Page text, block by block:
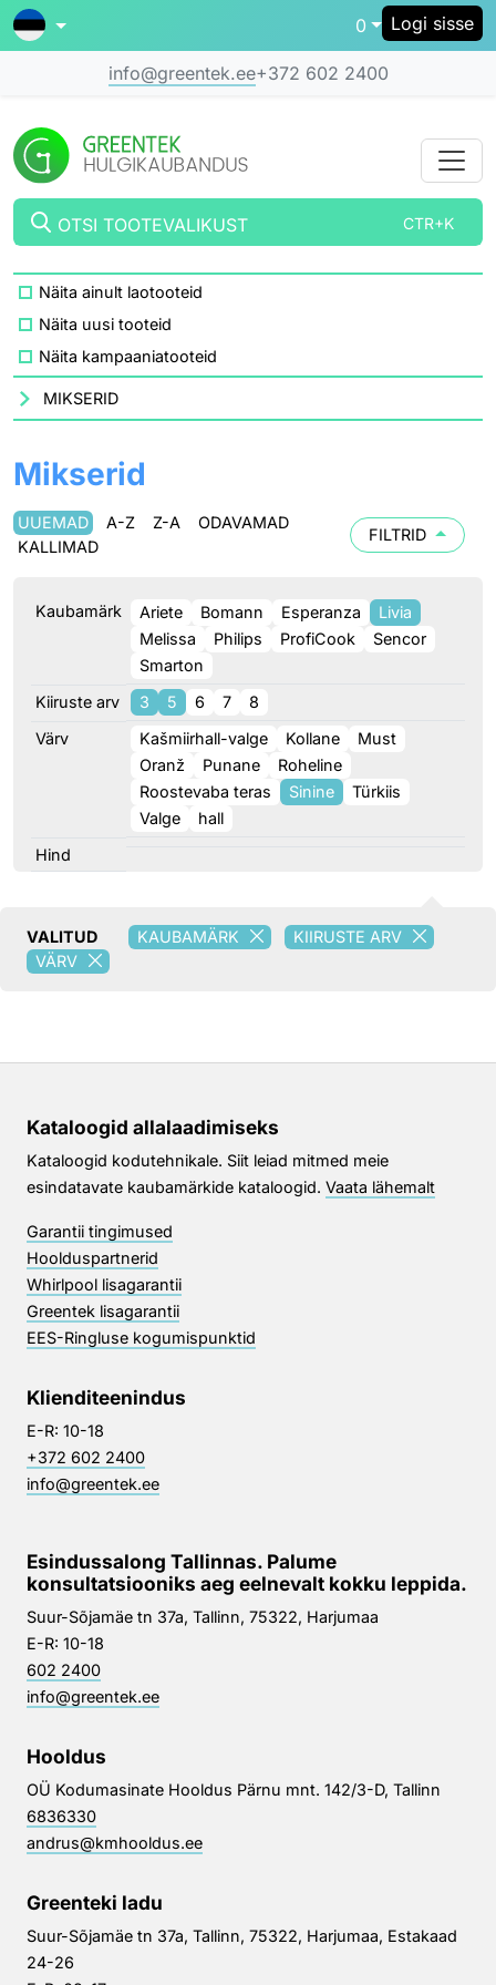
0 Logi sisse
info@greentek.ee+372 602 2400
OTSI TOOTEVALIKUST CTR+K
Näita ainult laotooteid
Näita uusi tooteid
Näita kampaaniatooteid
MIKSERID
Mikserid
UUEMAD A-Z Z-A
ODAVAMAD
KALLIMAD
FILTRID
Kaubamärk Ariete Bomann Esperanza
Livia
Melissa
Philips ProfiCook
Sencor
Smarton
Kiiruste arv
3 5 6 7
8
Värv
Kašmiirhall-valge Kollane
Must
Oranž
Punane
Roheline
Roostevaba teras
Sinine
Türkiis
Valge
hall
Hind
VALITUD KAUBAMÄRK
KIIRUSTE ARV
VÄRV
Kataloogid allalaadimiseks
Kataloogid kodutehnikale. Siit leiad mitmed meie
esindatavate kaubamärkide kataloogid. Vaata lähemalt
Garantii tingimused
Hoolduspartnerid
Whirlpool lisagarantii
Greentek lisagarantii
EES-Ringluse kogumispunktid
Klienditeenindus
E-R: 10-18
+372 602 2400
info@greentek.ee
Esindussalong Tallinnas. Palume
konsultatsiooniks aeg eelnevalt kokku leppida.
Suur-Sõjamäe tn 37a, Tallinn, 75322, Harjumaa
E-R: 10-18
602 2400
info@greentek.ee
Hooldus
OÜ Kodumasinate Hooldus Pärnu mnt. 142/3-D, Tallinn
6836330
andrus@kmhooldus.ee
Greenteki ladu
Suur-Sõjamäe tn 37a, Tallinn, 75322, Harjumaa, Estakaad
24-26